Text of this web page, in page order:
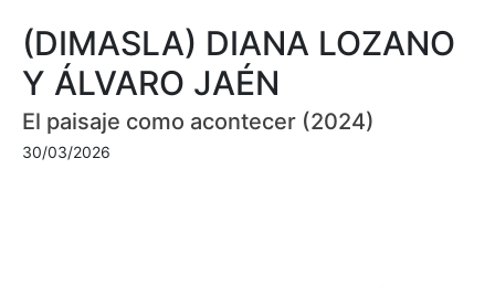
(DIMASLA) DIANA LOZANO
Y ÁLVARO JAÉN
El paisaje como acontecer (2024)
30/03/2026